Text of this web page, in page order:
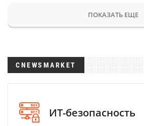
ПОКАЗАТЬ ЕЩЕ
CNEWSMARKET
ИТ-безопасность